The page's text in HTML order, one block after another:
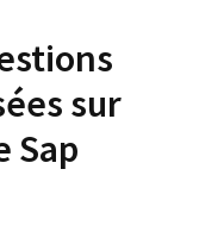
sur
Sap